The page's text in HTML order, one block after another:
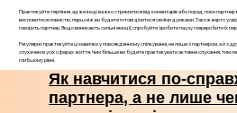
Практикуйте терпіння, адже іноді важко стриматися від коментарів або порад, поки
висловитися повністю, перш ніж ви будете готові ділитися своїми думками. Також варто
говорить партнер. Якщо виникають сильні емоції, спробуйте зробити паузу і переробити їх
Регулярно практикуйте ці навички у повсякденному спілкуванні, не лише з партнером, а й
слухачем в усіх сферах життя. Чим більше ви будете практикувати активне слухання, тим
глибшому рівні.
Як навчитися по-
партнера, а не лише